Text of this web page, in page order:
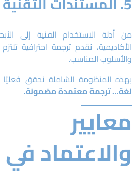
من أدلة الاستخدام الفنية إلى
الأكاديمية، نقدم ترجمة احترافية
والأسلوب المناسب.
بهذه المنظومة الشاملة نحقق فعليًا
لغة… ترجمة معتمدة مضمونة.
معايير
والاعتماد